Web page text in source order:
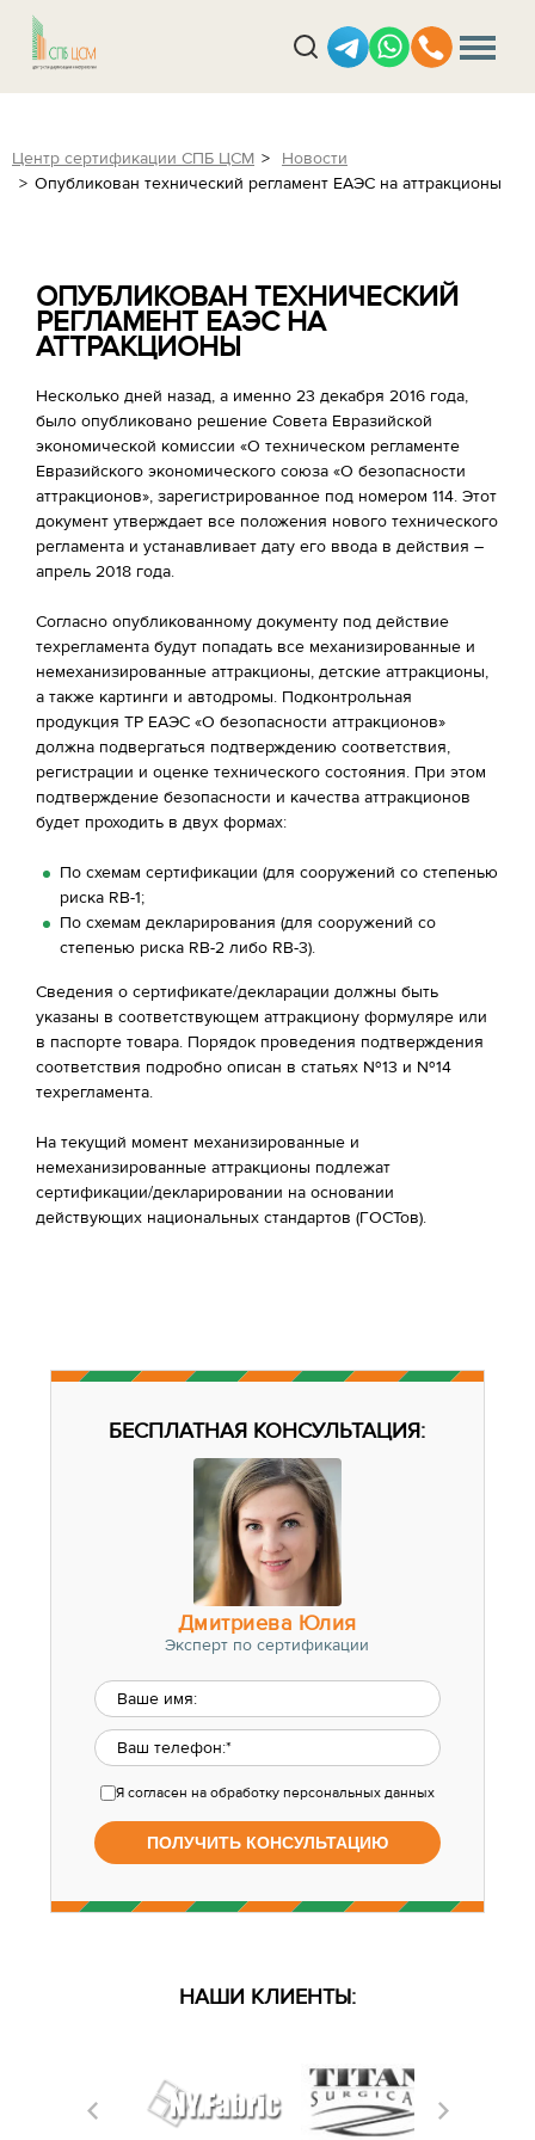
Центр сертификации СПБ ЦСМ
Новости
Опубликован технический регламент ЕАЭС на аттракционы
ОПУБЛИКОВАН ТЕХНИЧЕСКИЙ
РЕГЛАМЕНТ ЕАЭС НА
АТТРАКЦИОНЫ
Несколько дней назад, а именно 23 декабря 2016 года,
было опубликовано решение Совета Евразийской
экономической комиссии «О техническом регламенте
Евразийского экономического союза «О безопасности
аттракционов», зарегистрированное под номером 114. Этот
документ утверждает все положения нового технического
регламента и устанавливает дату его ввода в действия –
апрель 2018 года.
Согласно опубликованному документу под действие
техрегламента будут попадать все механизированные и
немеханизированные аттракционы, детские аттракционы,
а также картинги и автодромы. Подконтрольная
продукция ТР ЕАЭС «О безопасности аттракционов»
должна подвергаться подтверждению соответствия,
регистрации и оценке технического состояния. При этом
подтверждение безопасности и качества аттракционов
будет проходить в двух формах:
По схемам сертификации (для сооружений со степенью
риска RB-1;
По схемам декларирования (для сооружений со
степенью риска RB-2 либо RB-3).
Сведения о сертификате/декларации должны быть
указаны в соответствующем аттракциону формуляре или
в паспорте товара. Порядок проведения подтверждения
соответствия подробно описан в статьях №13 и №14
техрегламента.
На текущий момент механизированные и
немеханизированные аттракционы подлежат
сертификации/декларировании на основании
действующих национальных стандартов (ГОСТов).
БЕСПЛАТНАЯ КОНСУЛЬТАЦИЯ:
Дмитриева Юлия
Эксперт по сертификации
Я согласен на обработку персональных данных
НАШИ КЛИЕНТЫ: